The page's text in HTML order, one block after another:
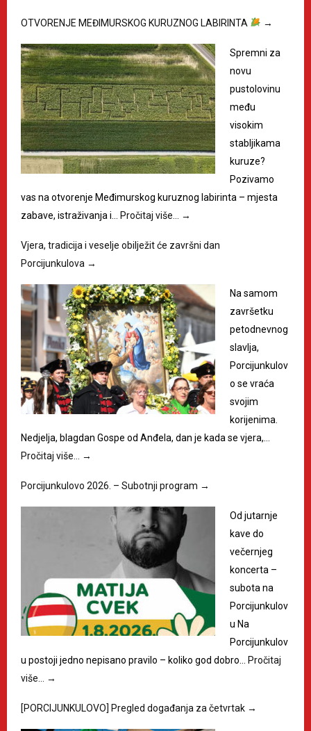
OTVORENJE MEĐIMURSKOG KURUZNOG LABIRINTA →
Spremni za
novu
pustolovinu
među
visokim
stabljikama
kuruze?
Pozivamo
vas na otvorenje Međimurskog kuruznog labirinta – mjesta
zabave, istraživanja i…
Pročitaj više… →
Vjera, tradicija i veselje obilježit će završni dan
Porcijunkulova →
Na samom
završetku
petodnevnog
slavlja,
Porcijunkulov
o se vraća
svojim
korijenima.
Nedjelja, blagdan Gospe od Anđela, dan je kada se vjera,…
Pročitaj više…
→
Porcijunkulovo 2026. – Subotnji program →
Od jutarnje
kave do
večernjeg
koncerta –
subota na
Porcijunkulov
u Na
Porcijunkulov
u postoji jedno nepisano pravilo – koliko god dobro…
Pročitaj
više…
→
[PORCIJUNKULOVO] Pregled događanja za četvrtak →